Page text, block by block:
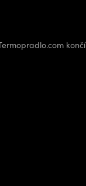
končí